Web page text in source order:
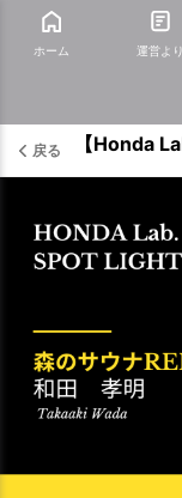
ホーム 運営より
戻る